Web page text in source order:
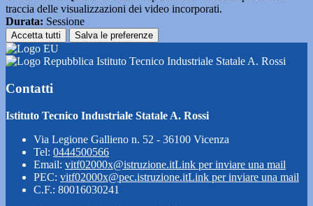
traccia delle visualizzazioni dei video incorporati.
Durata: Sessione
Accetta tutti Salva le preferenze
Istituto Tecnico Industriale Statale A. Rossi
Contatti
Istituto Tecnico Industriale Statale A. Rossi
Via Legione Gallieno n. 52 - 36100 Vicenza
Tel: 0444500566
Email: vitf02000x@istruzione.itLink per inviare una mail
PEC: vitf02000x@pec.istruzione.itLink per inviare una mail
C.F.: 80016030241